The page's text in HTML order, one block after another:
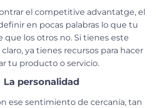
el competitive advantatge, el
en pocas palabras lo que tu
que los otros no. Si tienes este
ya tienes recursos para hacer
tu producto o servicio.
La personalidad
ese sentimiento de cercanía, tan